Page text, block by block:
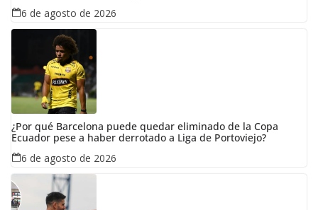
6 de agosto de 2026
¿Por qué Barcelona puede quedar eliminado de la Copa
Ecuador pese a haber derrotado a Liga de Portoviejo?
6 de agosto de 2026